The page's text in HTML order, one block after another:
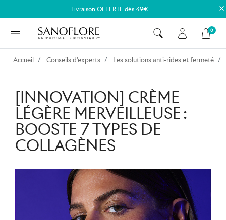
Livraison OFFERTE dès 49€ ×
0
Accueil Conseils d'experts Les solutions anti-rides et fermeté
[INNOVATION] CRÈME
LÉGÈRE MERVEILLEUSE :
BOOSTE 7 TYPES DE
COLLAGÈNES